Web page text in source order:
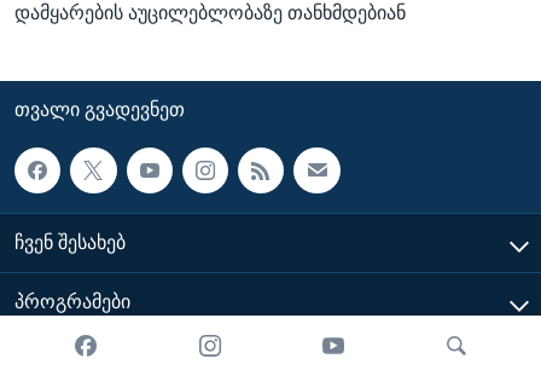
დამყარების აუცილებლობაზე თანხმდებიან
ᲗᲕᲐᲚᲘ ᲒᲕᲐᲓᲔᲕᲜᲔᲗ
ᲩᲕᲔᲜ ᲨᲔᲡᲐᲮᲔᲑ
ᲞᲠᲝᲒᲠᲐᲛᲔᲑᲘ